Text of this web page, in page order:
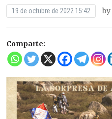
19 de octubre de 2022 15:42 by
Comparte: